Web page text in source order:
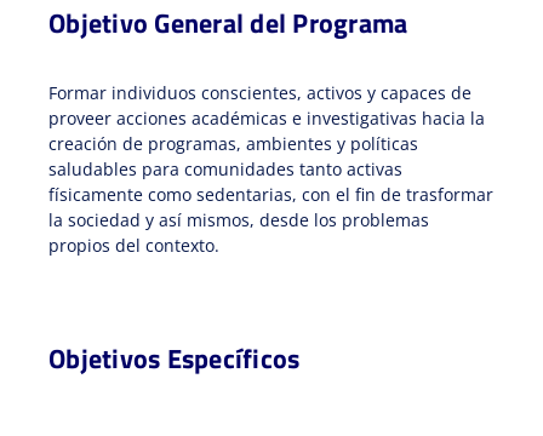
Objetivo General del Programa
Formar individuos conscientes, activos y capaces de
proveer acciones académicas e investigativas hacia la
creación de programas, ambientes y políticas
saludables para comunidades tanto activas
físicamente como sedentarias, con el fin de trasformar
la sociedad y así mismos, desde los problemas
propios del contexto.
Objetivos Específicos